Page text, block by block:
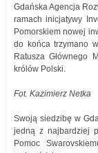
Gdańska Agencja
ramach inicjatywy
Pomorskiem nowej
do końca trzymano
Ratusza Głównego
królów Polski.
Fot. Kazimierz Netka
Swoją siedzibę w
jedną z najbardziej
Pomoc